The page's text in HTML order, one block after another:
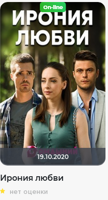
19.10.2020
Ирония любви
нет оценки